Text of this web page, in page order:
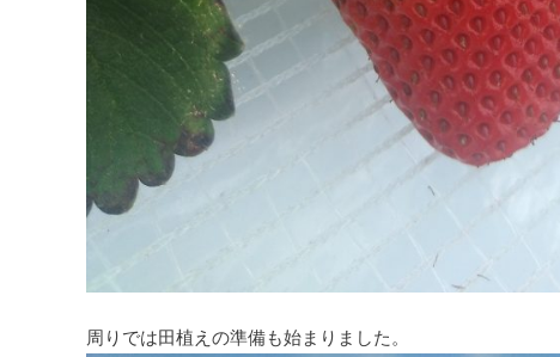
周りでは田植えの準備も始まりました。